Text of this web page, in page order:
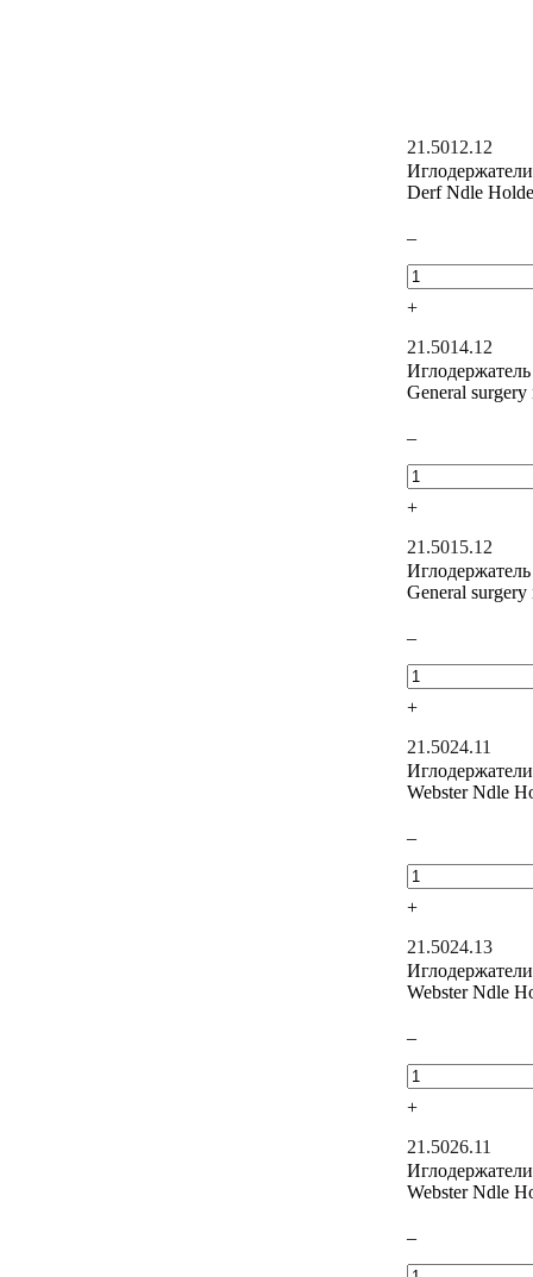
21.5012.12
Derf Ndle
–
+
21.5014.12
General
–
+
21.5015.12
General
–
+
21.5024.11
Webster Ndle
–
+
21.5024.13
Webster Ndle
–
+
21.5026.11
Webster Ndle
–